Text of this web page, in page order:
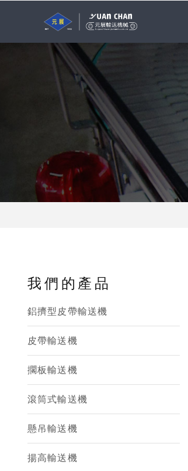
我們的產品
鋁擠型皮帶輸送機
皮帶輸送機
擱板輸送機
滾筒式輸送機
懸吊輸送機
揚高輸送機